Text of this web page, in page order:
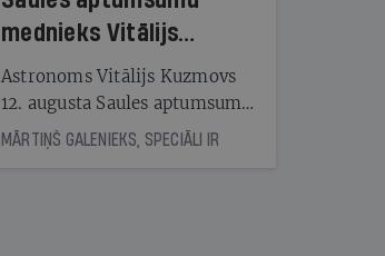
mednieks Vitālijs
Kuzmovs
Astronoms Vitālijs Kuzmovs
12. augusta Saules aptumsumu
dosies vērot Maļorkā, kur tas
būs pilns. Jau nākamajā dienā
MĀRTIŅŠ GALENIEKS, SPECIĀLI IR